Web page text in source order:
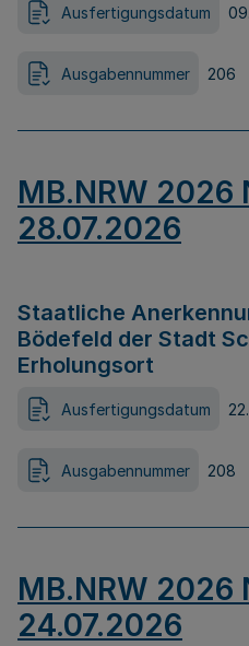
Ausfertigungsdatum
Ausgabennummer 206
MB.NRW 2026
28.07.2026
Staatliche
Bödefeld der Stadt
Erholungsort
Ausfertigungsdatum
Ausgabennummer 208
MB.NRW 2026
24.07.2026